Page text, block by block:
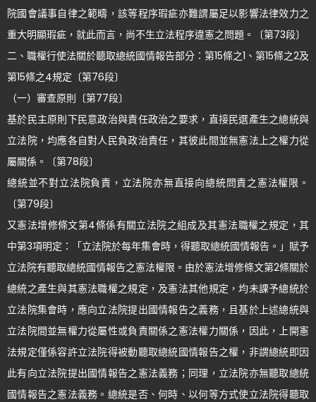
院國會議事自律之範疇，該等程序瑕疵亦難謂屬足以影響法律效力之
重大明顯瑕疵，就此而言，尚不生立法程序違憲之問題。〔第73段〕
二、職權行使法關於聽取總統國情報告部分：第15條之1、第15條之2及
第15條之4規定〔第76段〕
（一）審查原則〔第77段〕
基於民主原則下民意政治與責任政治之要求，直接民選產生之總統與
立法院，均應各自對人民負政治責任，其彼此間並無憲法上之權力從
屬關係。〔第78段〕
總統並不對立法院負責，立法院亦無直接向總統問責之憲法權限。
〔第79段〕
又憲法增修條文第4條係有關立法院之組成及其憲法職權之規定，其
中第3項明定：「立法院於每年集會時，得聽取總統國情報告。」賦予
立法院有聽取總統國情報告之憲法權限。由於憲法增修條文第2條關於
總統之產生與其憲法職權之規定，及憲法其他規定，均未課予總統於
立法院集會時，應向立法院提出國情報告之義務，且基於上述總統與
立法院間並無權力從屬性或負責關係之憲法權力關係，因此，上開憲
法規定僅係容許立法院得被動聽取總統國情報告之權，非謂總統即因
此有向立法院提出國情報告之憲法義務；同理，立法院亦無聽取總統
國情報告之憲法義務。總統是否、何時、以何等方式使立法院得聽取